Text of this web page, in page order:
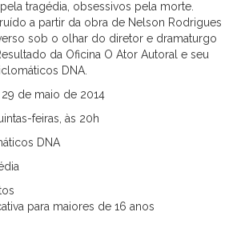
tragédia, obsessivos pela morte.
a partir da obra de Nelson Rodrigues
sob o olhar do diretor e dramaturgo
da Oficina O Ator Autoral e seu
DNA.
de maio de 2014
feiras, às 20h
DNA
para maiores de 16 anos